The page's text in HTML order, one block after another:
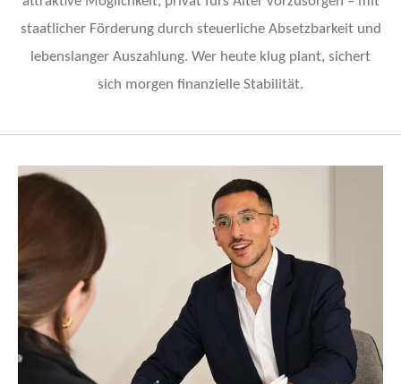
staatlicher Förderung durch steuerliche Absetzbarkeit und
lebenslanger Auszahlung. Wer heute klug plant, sichert
sich morgen finanzielle Stabilität.